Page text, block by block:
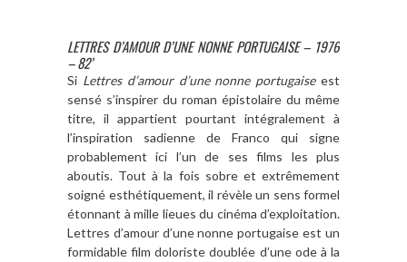
LETTRES D’AMOUR D’UNE NONNE PORTUGAISE – 1976
– 82’
Si Lettres d’amour d’une nonne portugaiseest
sensé s’inspirer du roman épistolaire du même
titre, il appartient pourtant intégralement à
l’inspiration sadienne de Franco qui signe
probablement ici l’un de ses films les plus
aboutis. Tout à la fois sobre et extrêmement
soigné esthétiquement, il révèle un sens formel
étonnant à mille lieues du cinéma d’exploitation.
Lettres d’amour d’une nonne portugaise est un
formidable film doloriste doublée d’une ode à la